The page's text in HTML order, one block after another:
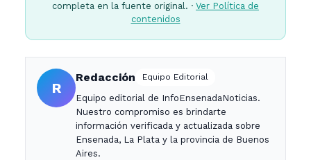
completa en la fuente original. · Ver Política de
contenidos
R
Redacción Equipo Editorial
Equipo editorial de InfoEnsenadaNoticias.
Nuestro compromiso es brindarte
información verificada y actualizada sobre
Ensenada, La Plata y la provincia de Buenos
Aires.